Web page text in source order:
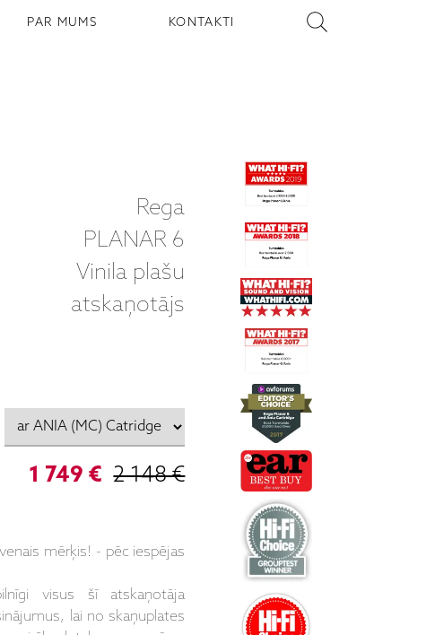
PAR MUMS KONTAKTI
Rega
PLANAR 6
Vinila plašu
atskaņotājs
1 749 € 2 148 €
mērķis! - pēc iespējas
visus šī atskaņotāja
lai no skaņuplates